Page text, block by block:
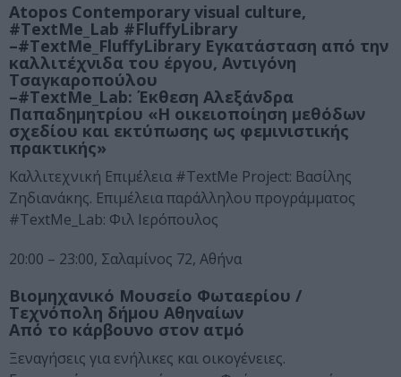
Atopos Contemporary visual culture,
#TextMe_Lab #FluffyLibrary
–#TextMe FluffyLibrary Εγκατάσταση από την
καλλιτέχνιδα του έργου, Αντιγόνη
Τσαγκαροπούλου
–#TextMe Lab: Έκθεση Αλεξάνδρα
Παπαδημητρίου «Η οικειοποίηση μεθόδων
σχεδίου και εκτύπωσης ως φεμινιστικής
πρακτικής»
Καλλιτεχνική Επιμέλεια #TextMe Project: Βασίλης
Ζηδιανάκης. Επιμέλεια παράλληλου προγράμματος
#TextMe_Lab: Φιλ Ιερόπουλος
20:00 – 23:00, Σαλαμίνος 72, Αθήνα
Βιομηχανικό Μουσείο Φωταερίου /
Τεχνόπολη δήμου Αθηναίων
Από το κάρβουνο στον ατμό
Ξεναγήσεις για ενήλικες και οικογένειες.